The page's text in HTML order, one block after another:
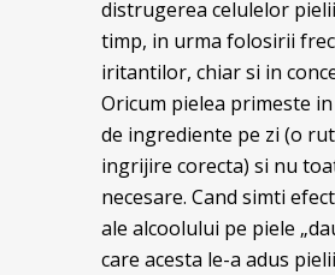
distrugerea celulelor
timp, in urma folosirii
iritantilor, chiar si in
Oricum pielea primeste
de ingrediente pe zi (o
ingrijire corecta) si nu
necesare. Cand simti
ale alcoolului pe piele
care acesta le-a adus